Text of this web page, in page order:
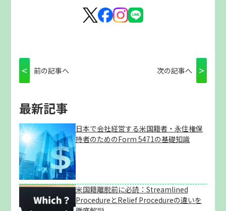
< 前の記事へ 次の記事へ >
最新記事
日本で会社経営する米国籍者・永住権保
持者のためのForm 5471の基礎知識
米国籍離脱前に必読：Streamlined
ProcedureとRelief Procedureの違いを